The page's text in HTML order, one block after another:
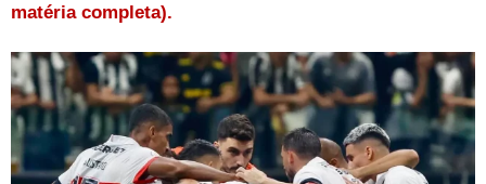
matéria completa).